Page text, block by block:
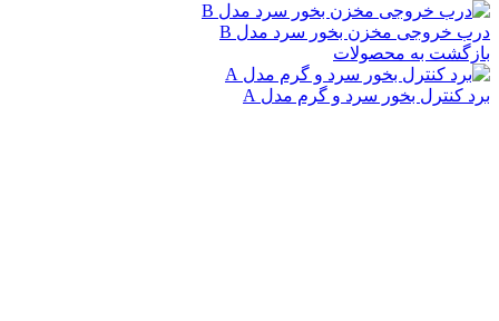
درب خروجی مخزن بخور سرد مدل B
بازگشت به محصولات
برد کنترل بخور سرد و گرم مدل A